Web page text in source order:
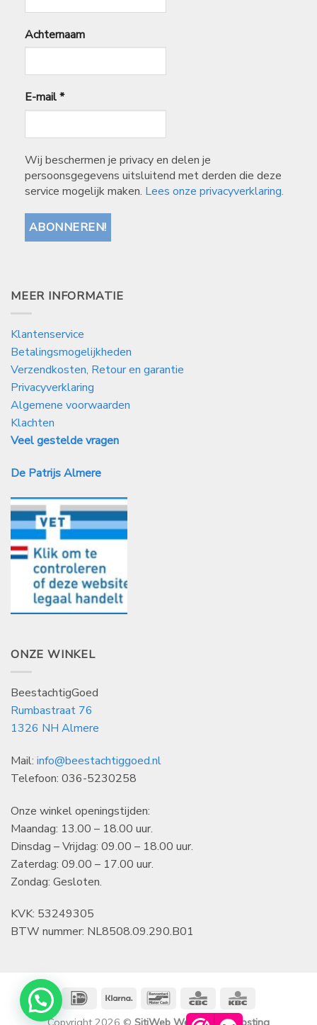
Achternaam
E-mail*
Wij beschermen je privacy en delen je
persoonsgegevens uitsluitend met derden die deze
service mogelijk maken. Lees onze privacyverklaring.
MEER INFORMATIE
Klantenservice
Betalingsmogelijkheden
Verzendkosten, Retour en garantie
Privacyverklaring
Algemene voorwaarden
Klachten
Veel gestelde vragen
De Patrijs Almere
ONZE WINKEL
BeestachtigGoed
Rumbastraat 76
1326 NH Almere
Mail: info@beestachtiggoed.nl
Telefoon: 036-5230258
Onze winkel openingstijden:
Maandag: 13.00 – 18.00 uur.
Dinsdag – Vrijdag: 09.00 – 18.00 uur.
Zaterdag: 09.00 – 17.00 uur.
Zondag: Gesloten.
KVK: 53249305
BTW nummer: NL8508.09.290.B01
IDeal Klarna BancontactCBC